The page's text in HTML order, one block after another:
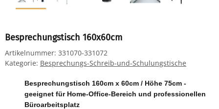
Besprechungstisch 160x60cm
Artikelnummer: 331070-331072
Kategorie: Besprechungs-Schreib-und-Schulungstische
Besprechungstisch 160cm x 60cm / Höhe 75cm -
geeignet für Home-Office-Bereich und professionellen
Büroarbeitsplatz